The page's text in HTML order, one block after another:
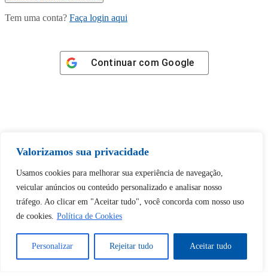
Valorizamos sua privacidade
Usamos cookies para melhorar sua experiência de navegação,
veicular anúncios ou conteúdo personalizado e analisar nosso
tráfego. Ao clicar em "Aceitar tudo", você concorda com nosso uso
de cookies. Política de Cookies
Personalizar Rejeitar tudo Aceitar tudo
Tem uma conta? Faça login aqui
Continuar com Google
Tem certeza de que deseja
desbloquear esta publicação?
Desbloquear esquerda : 0
Sim Não